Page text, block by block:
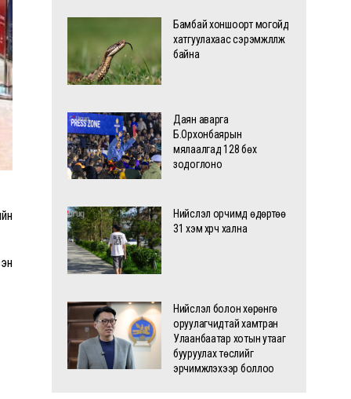
Бамбай хоншоорт могойд
хатгуулахаас сэрэмжлүүлж
байна
Даян аварга
Б.Орхонбаярын
мялаалгад 128 бөх
зодоглоно
Нийслэл орчимд өдөртөө
31 хэм хүрч хална
Нийслэл болон хөрөнгө
оруулагчидтай хамтран
Улаанбаатар хотын утааг
бууруулах төслийг
эрчимжүүлэхээр боллоо